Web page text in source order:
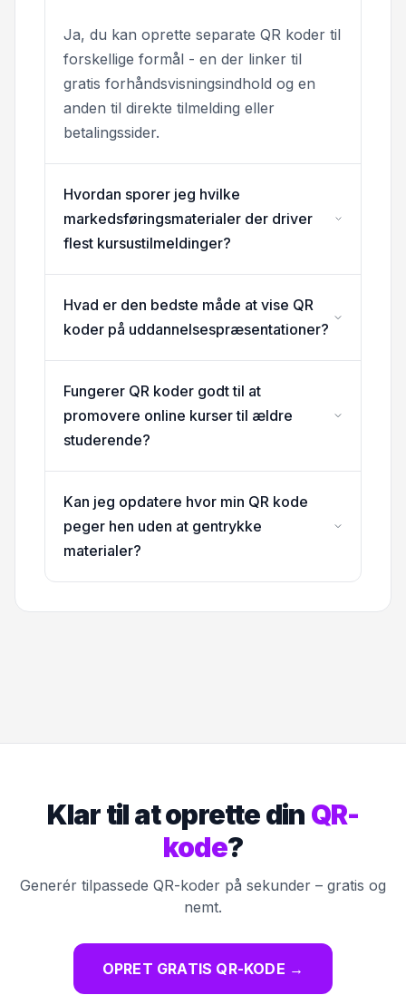
Ja, du kan oprette separate QR koder til
forskellige formål - en der linker til
gratis forhåndsvisningsindhold og en
anden til direkte tilmelding eller
betalingssider.
Hvordan sporer jeg hvilke
markedsføringsmaterialer der driver
flest kursustilmeldinger?
Hvad er den bedste måde at vise QR
koder på uddannelsespræsentationer?
Fungerer QR koder godt til at
promovere online kurser til ældre
studerende?
Kan jeg opdatere hvor min QR kode
peger hen uden at gentrykke
materialer?
Klar til at oprette din QR-
kode?
Generér tilpassede QR-koder på sekunder – gratis og
nemt.
OPRET GRATIS QR-KODE →